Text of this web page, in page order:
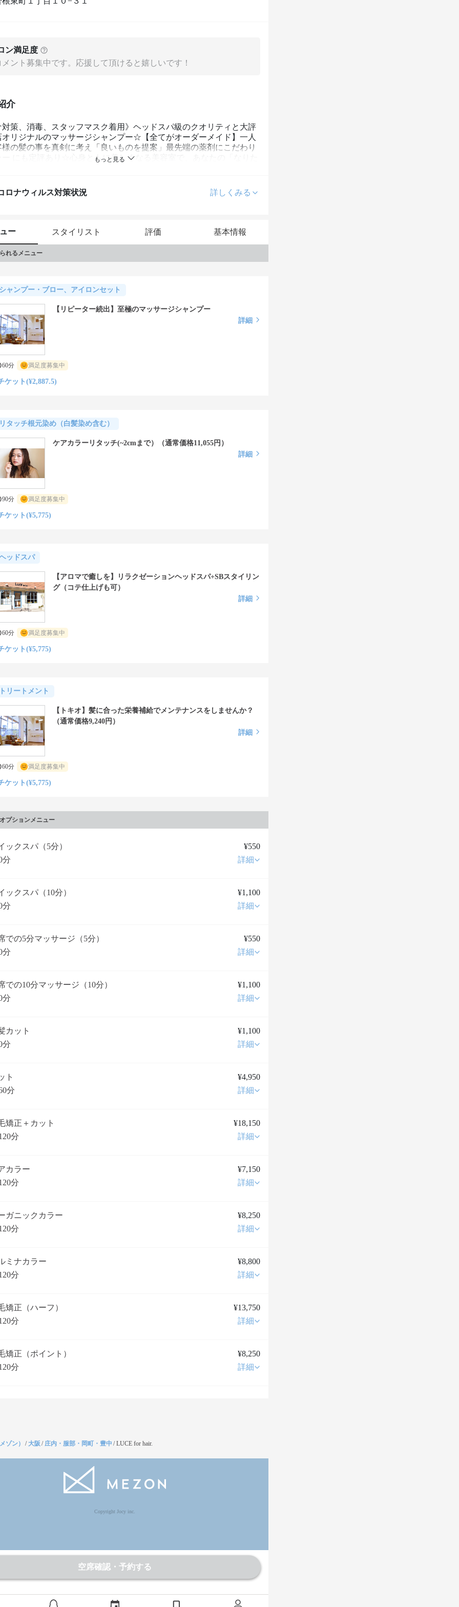
ン満足度
ント募集中です。応援して頂けると嬉しいです！
介
対策、消毒、スタッフマスク着用》ヘッドスパ級のクオリティと大評
オリジナルのマッサージシャンプー☆【全てがオーダーメイド】一人
の髪の事を真剣に考え「良いものを提案」最先端の薬剤にこだわり
にも定評あり☆心身ともに美しくなる美容室で、あなたの「なりた
ロナウィルス対策状況 詳しくみる
ー スタイリスト 評価 基本情報
れるメニュー
ャンプー・ブロー、アイロンセット
【リピーター続出】至極のマッサージシャンプー
詳細
60分 満足度募集中
ケット(¥2,887.5)
タッチ根元染め（白髪染め含む）
ケアカラーリタッチ(~2cmまで）（通常価格11,055円）
詳細
90分 満足度募集中
ケット(¥5,775)
ッドスパ
【アロマで癒しを】リラクゼーションヘッドスパ+SBスタイリン
グ（コテ仕上げも可）
詳細
60分 満足度募集中
ケット(¥5,775)
リートメント
【トキオ】髪に合った栄養補給でメンテナンスをしませんか？
（通常価格9,240円）
詳細
60分 満足度募集中
ケット(¥5,775)
プションメニュー
ックスパ（5分）
¥550
分
詳細
ックスパ（10分）
¥1,100
分
詳細
での5分マッサージ（5分）
¥550
分
詳細
での10分マッサージ（10分）
¥1,100
分
詳細
カット
¥1,100
分
詳細
ト
¥4,950
分
詳細
矯正＋カット
¥18,150
分
詳細
カラー
¥7,150
分
詳細
ガニックカラー
¥8,250
分
詳細
ミナカラー
¥8,800
分
詳細
矯正（ハーフ）
¥13,750
分
詳細
矯正（ポイント）
¥8,250
分
詳細
空席確認・予約する
ゾン） /大阪 /庄内・服部・岡町・豊中 /LUCE for hair.
Copyright Jocy inc.